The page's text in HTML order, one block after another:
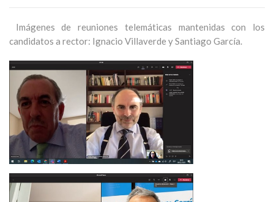
Imágenes de reuniones telemáticas mantenidas con los
candidatos a rector: Ignacio Villaverde y Santiago García.